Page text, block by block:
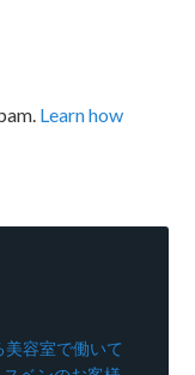
Learn how
容室で働いて